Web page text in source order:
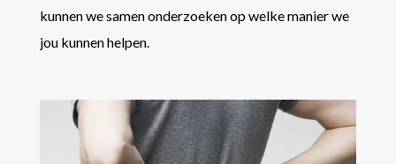
kunnen we samen onderzoeken op welke manier we
jou kunnen helpen.